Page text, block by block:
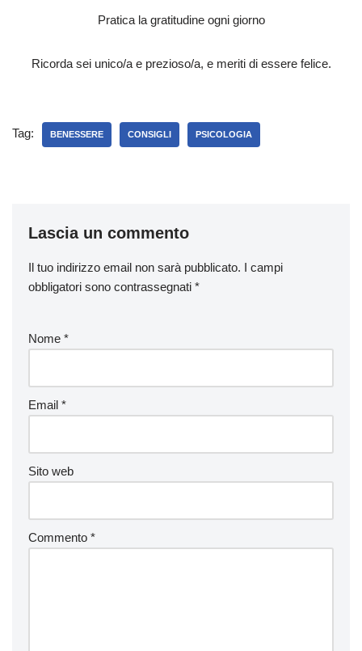
Pratica la gratitudine ogni giorno
Ricorda sei unico/a e prezioso/a, e meriti di essere felice.
Tag: BENESSERE CONSIGLI PSICOLOGIA
Lascia un commento
Il tuo indirizzo email non sarà pubblicato. I campi
obbligatori sono contrassegnati *
Nome *
Email *
Sito web
Commento *